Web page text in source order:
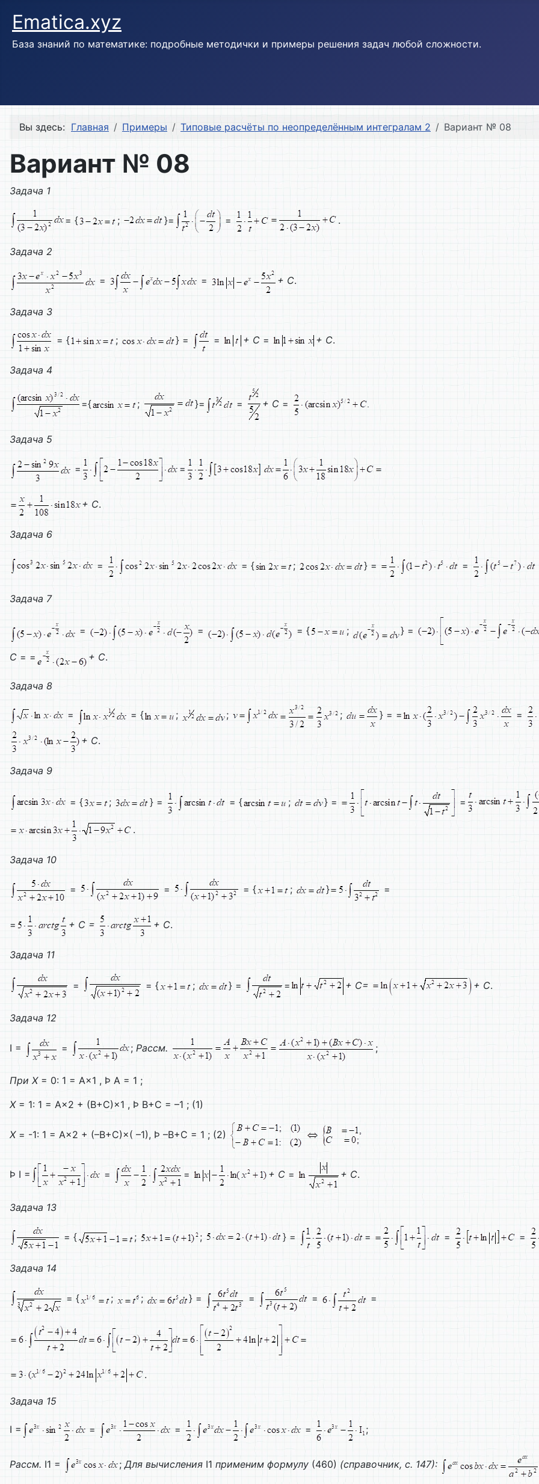
Ematica.xyz
База знаний по математике: подробные методички и примеры решения задач любой сложности.
Вы здесь: Главная Примеры Типовые расчёты по неопределённым интегралам 2 Вариант № 08
Вариант № 08
Задача 1
= { ; }= = .
Задача 2
= = + C.
Задача 3
= { ; } = = + C = + C.
Задача 4
={ ; }= = + C =
Задача 5
= =
+ C.
Задача 6
= = { ; } = =
Задача 7
= = = { ; } =
C = = + C.
Задача 8
= = { ; ; ; } = = =
+ C.
Задача 9
= { ; } = = { ; } = =
.
Задача 10
= = = { ; } =
= + C = + C.
Задача 11
= = { ; } = = + C= + C.
Задача 12
I = = ; Рассм. ;
При X= 0: 1 = A×1 , Þ A = 1 ;
X= 1: 1 = A×2 + (B+C)×1 , Þ B+C = –1 ; (1)
X= -1: 1 = A×2 + (–B+C)×( –1), Þ –B+C = 1 ; (2)
Þ I = = = + C = + C.
Задача 13
= { ; ; } = = = =
Задача 14
= { ; ; } = = = =
.
Задача 15
I = = = = ;
Рассм. I1 = ;Для вычисления I1 применим формулу (460) (справочник, с. 147):